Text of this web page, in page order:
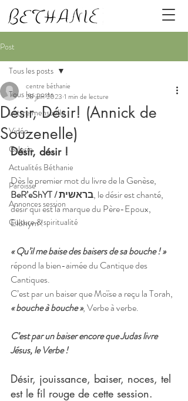
Post
Tous les posts
Lettre mensuelle
Vidéo
Galerie
Actualités Béthanie
Paroisse
Annonces session
Culture & spiritualité
Tous les posts
Désir, Désir! (Annick de
Souzenelle)
centre béthanie
28 juin 2023 1 min de lecture
Désir, désir !
Dès le premier mot du livre de la Genèse,
BeR’eShYT / בראשית, le désir est chanté,
désir qui est la marque du Père-Epoux,
Elohym !
« Qu’il me baise des baisers de sa bouche ! »
répond la bien-aimée du Cantique des
Cantiques.
C’est par un baiser que Moïse a reçu la Torah,
« bouche à bouche », Verbe à verbe.
C’est par un baiser encore que Judas livre
Jésus, le Verbe !
Désir, jouissance, baiser, noces, tel
est le fil rouge de cette session.